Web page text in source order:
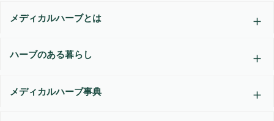
メディカルハーブとは
ハーブのある暮らし
メディカルハーブ事典